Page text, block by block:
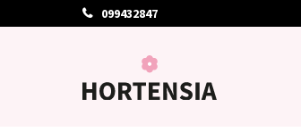
099432847